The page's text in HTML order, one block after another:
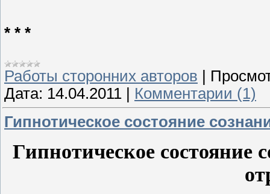
* * *
Работы сторонних авторов
Дата: 14.04.2011
Комментарии (1)
Гипнотическое состояние
Гипнотическое состояние